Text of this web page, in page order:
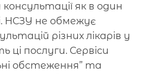
як в один
НСЗУ не обмежує
різних лікарів у
послуги. Сервіси
обстеження” та